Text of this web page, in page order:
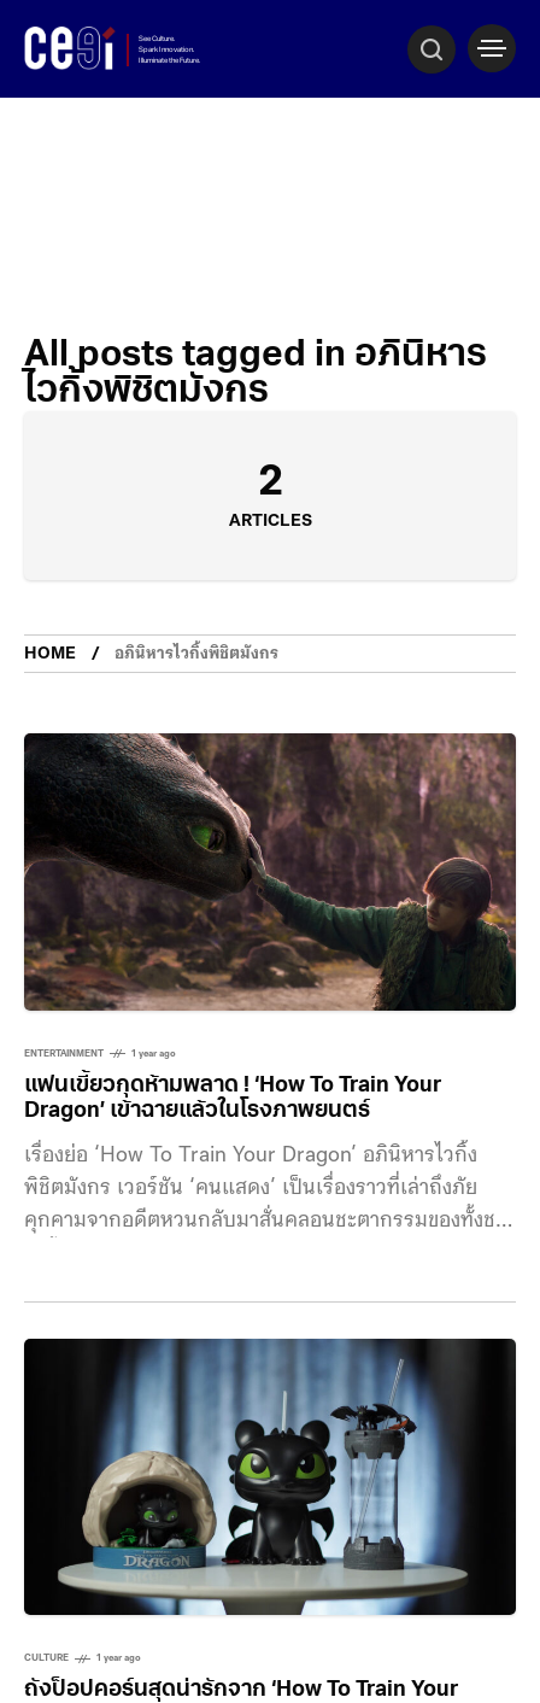
All posts tagged in อภินิหาร
ไวกิ้งพิชิตมังกร
2
ARTICLES
HOME อภินิหารไวกิ้งพิชิตมังกร
ENTERTAINMENT 1 year ago
แฟนเขี้ยวกุดห้ามพลาด ! ‘How To Train Your
Dragon’ เข้าฉายแล้วในโรงภาพยนตร์
เรื่องย่อ ‘How To Train Your Dragon’ อภินิหารไวกิ้ง
พิชิตมังกร เวอร์ชัน ‘คนแสดง’ เป็นเรื่องราวที่เล่าถึงภัย
คุกคามจากอดีตหวนกลับมาสั่นคลอนชะตากรรมของทั้งชาว
เป็นกุญแจสำคัญในการนำทั้ง 2 เผ่าพันธุ์ก้าวสู่อนาคตใหม่
ร่วมกัน รอบพิเศษ ระบบ IMAX เมื่อวันที่ 9 มิถุนายน
CULTURE 1 year ago
ถังป็อปคอร์นสุดน่ารักจาก ‘How To Train Your